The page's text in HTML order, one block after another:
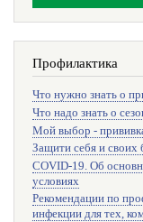
Профилактика
Что нужно знать о
Что надо знать о
Мой выбор -
Защити себя и своих
COVID-19. Об
условиях
Рекомендации по
инфекции для тех,